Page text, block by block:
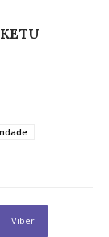
KETU
Viber